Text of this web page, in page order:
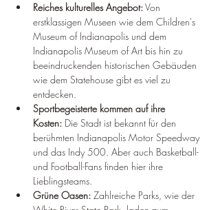
Reiches kulturelles Angebot: Von
erstklassigen Museen wie dem Children's
Museum of Indianapolis und dem
Indianapolis Museum of Art bis hin zu
beeindruckenden historischen Gebäuden
wie dem Statehouse gibt es viel zu
entdecken.
Sportbegeisterte kommen auf ihre
Kosten: Die Stadt ist bekannt für den
berühmten Indianapolis Motor Speedway
und das Indy 500. Aber auch Basketball-
und Football-Fans finden hier ihre
Lieblingsteams.
Grüne Oasen: Zahlreiche Parks, wie der